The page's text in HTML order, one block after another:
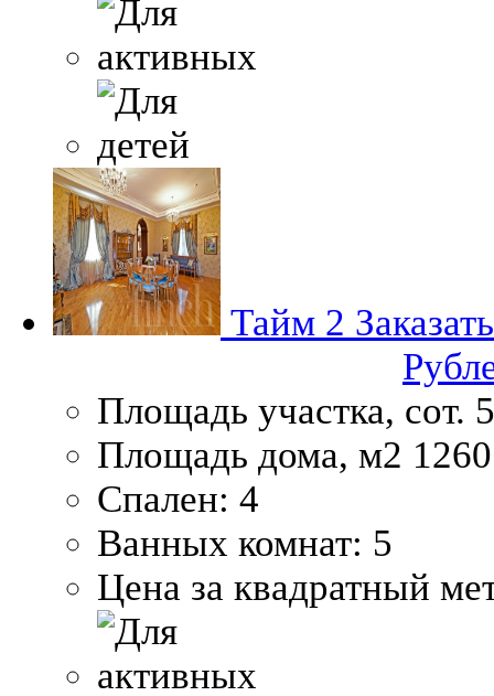
Тайм 2
Площадь участка, сот.
Площадь дома, м2 1260
Спален: 4
Ванных комнат: 5
Цена за квадратный